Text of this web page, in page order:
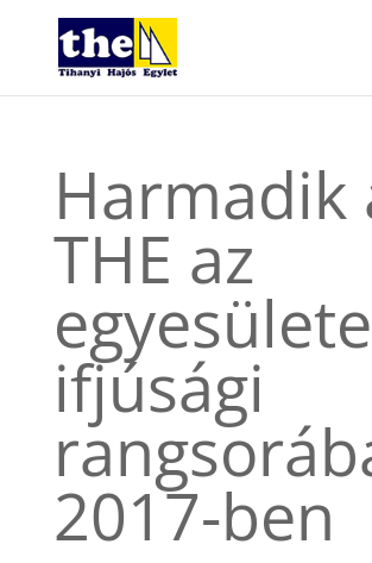
Harmadik
THE az
ifjúsági
2017-ben